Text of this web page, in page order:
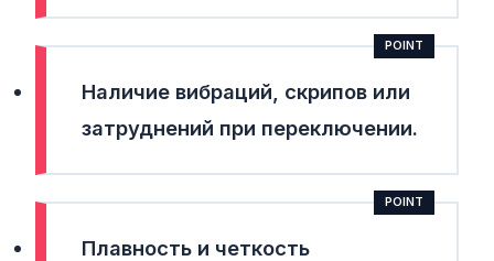
Наличие вибраций, скрипов или
затруднений при переключении.
Плавность и четкость